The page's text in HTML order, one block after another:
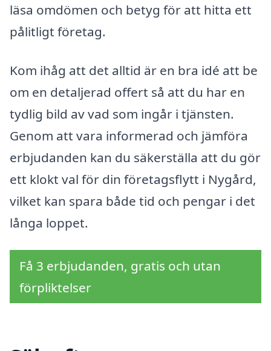
läsa omdömen och betyg för att hitta ett
pålitligt företag.
Kom ihåg att det alltid är en bra idé att be
om en detaljerad offert så att du har en
tydlig bild av vad som ingår i tjänsten.
Genom att vara informerad och jämföra
erbjudanden kan du säkerställa att du gör
ett klokt val för din företagsflytt i Nygård,
vilket kan spara både tid och pengar i det
långa loppet.
Få 3 erbjudanden, gratis och utan
förpliktelser